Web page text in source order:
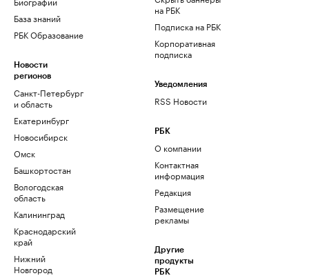
База знаний
РБК Образование
Новости
регионов
Санкт-Петербург
и область
Екатеринбург
Новосибирск
Омск
Башкортостан
Вологодская
область
Калининград
Краснодарский
край
Нижний
Новгород
на РБК
Подписка на РБК
Корпоративная
подписка
Уведомления
RSS Новости
РБК
О компании
Контактная
информация
Редакция
Размещение
рекламы
Другие
продукты
РБК